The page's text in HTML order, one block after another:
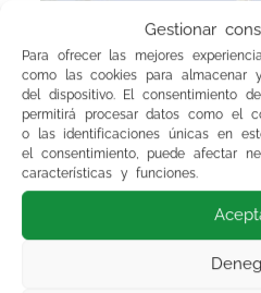
Gestionar
Para ofrecer las mejores
como las cookies para almacenar
del dispositivo. El consentimiento
permitirá procesar datos como el
o las identificaciones únicas en
el consentimiento, puede afectar
características y funciones.